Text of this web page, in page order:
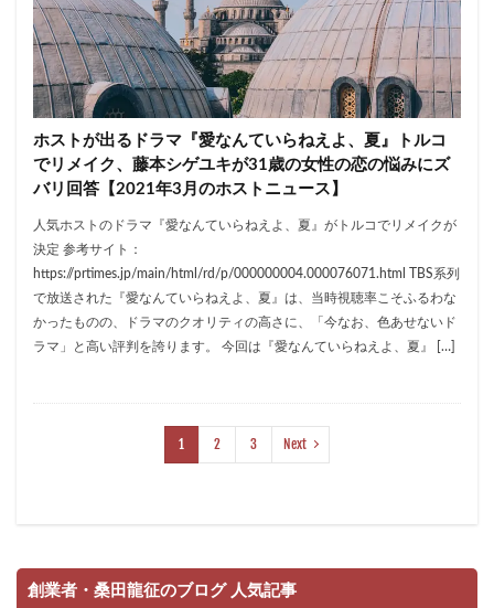
ホストが出るドラマ『愛なんていらねえよ、夏』トルコ
でリメイク、藤本シゲユキが31歳の女性の恋の悩みにズ
バリ回答【2021年3月のホストニュース】
人気ホストのドラマ『愛なんていらねえよ、夏』がトルコでリメイクが
決定 参考サイト：
https://prtimes.jp/main/html/rd/p/000000004.000076071.html TBS系列
で放送された『愛なんていらねえよ、夏』は、当時視聴率こそふるわな
かったものの、ドラマのクオリティの高さに、「今なお、色あせないド
ラマ」と高い評判を誇ります。 今回は『愛なんていらねえよ、夏』 […]
1 2 3 Next
創業者・桑田龍征のブログ 人気記事